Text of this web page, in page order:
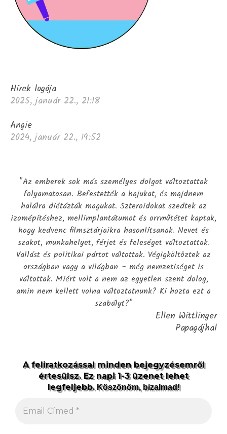
Hírek logója
2025, január 22., 21:18
Angie
2024, január 22., 19:52
"Az emberek sok más személyes dolgot változtattak
folyamatosan. Befestették a hajukat, és majdnem
halálra diétázták magukat. Szteroidokat szedtek az
izomépítéshez, mellimplantátumot és orrműtétet kaptak,
hogy kedvenc filmsztárjaikra hasonlítsanak. Nevet és
szakot, munkahelyet, férjet és feleséget változtattak.
Vallást és politikai pártot váltottak. Végigköltöztek az
országban vagy a világban – még nemzetiséget is
váltottak. Miért volt a nem az egyetlen szent dolog,
amin nem kellett volna változtatnunk? Ki hozta ezt a
szabályt?"
Ellen Wittlinger
Papagájhal
A feliratkozással minden bejegyzésemről
értesülsz. Ez napi 1-3 üzenet lehet
legfeljebb.Köszönöm, bizalmad!